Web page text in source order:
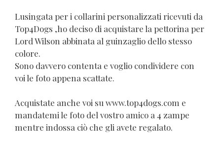
Lusingata per i collarini personalizzati ricevuti da
Top4Dogs ,ho deciso di acquistare la pettorina per
Lord Wilson abbinata al guinzaglio dello stesso
colore.
Sono davvero contenta e voglio condividere con
voi le foto appena scattate.
Acquistate anche voi su www.top4dogs.com e
mandatemi le foto del vostro amico a 4 zampe
mentre indossa ciò che gli avete regalato.